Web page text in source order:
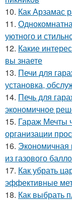
10. Как Арзамас
11.
уютного и
12. Какие
вы знаете
13. Печи для
установка,
14. Печь для
экономичное
15. Гараж Мечты
организации
16. Экономичная
из газового
17. Как убрать
эффективные
18. Как выбрать